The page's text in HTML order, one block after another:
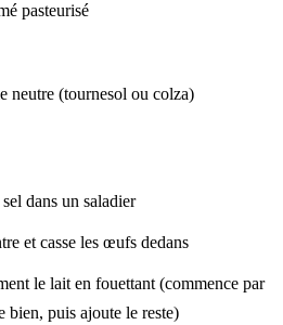
pasteurisé
neutre (tournesol ou colza)
dans un saladier
et casse les œufs dedans
le lait en fouettant (commence par
bien, puis ajoute le reste)